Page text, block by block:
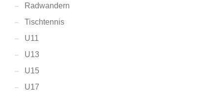
Radwandern
Tischtennis
U11
U13
U15
U17